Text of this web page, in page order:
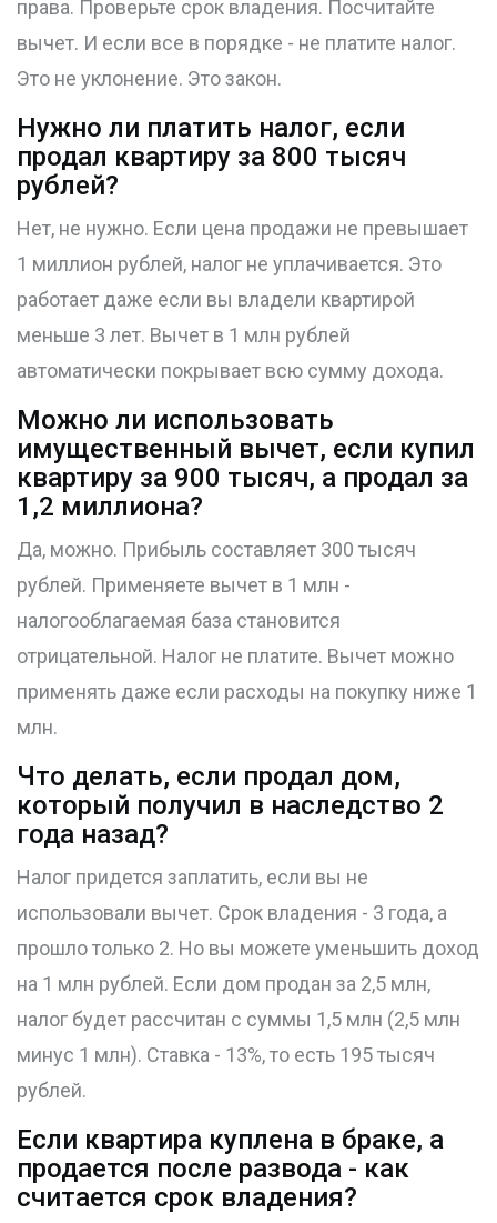
права. Проверьте срок владения. Посчитайте
вычет. И если все в порядке - не платите налог.
Это не уклонение. Это закон.
Нужно ли платить налог, если
продал квартиру за 800 тысяч
рублей?
Нет, не нужно. Если цена продажи не превышает
1 миллион рублей, налог не уплачивается. Это
работает даже если вы владели квартирой
меньше 3 лет. Вычет в 1 млн рублей
автоматически покрывает всю сумму дохода.
Можно ли использовать
имущественный вычет, если купил
квартиру за 900 тысяч, а продал за
1,2 миллиона?
Да, можно. Прибыль составляет 300 тысяч
рублей. Применяете вычет в 1 млн -
налогооблагаемая база становится
отрицательной. Налог не платите. Вычет можно
применять даже если расходы на покупку ниже 1
млн.
Что делать, если продал дом,
который получил в наследство 2
года назад?
Налог придется заплатить, если вы не
использовали вычет. Срок владения - 3 года, а
прошло только 2. Но вы можете уменьшить доход
на 1 млн рублей. Если дом продан за 2,5 млн,
налог будет рассчитан с суммы 1,5 млн (2,5 млн
минус 1 млн). Ставка - 13%, то есть 195 тысяч
рублей.
Если квартира куплена в браке, а
продается после развода - как
считается срок владения?